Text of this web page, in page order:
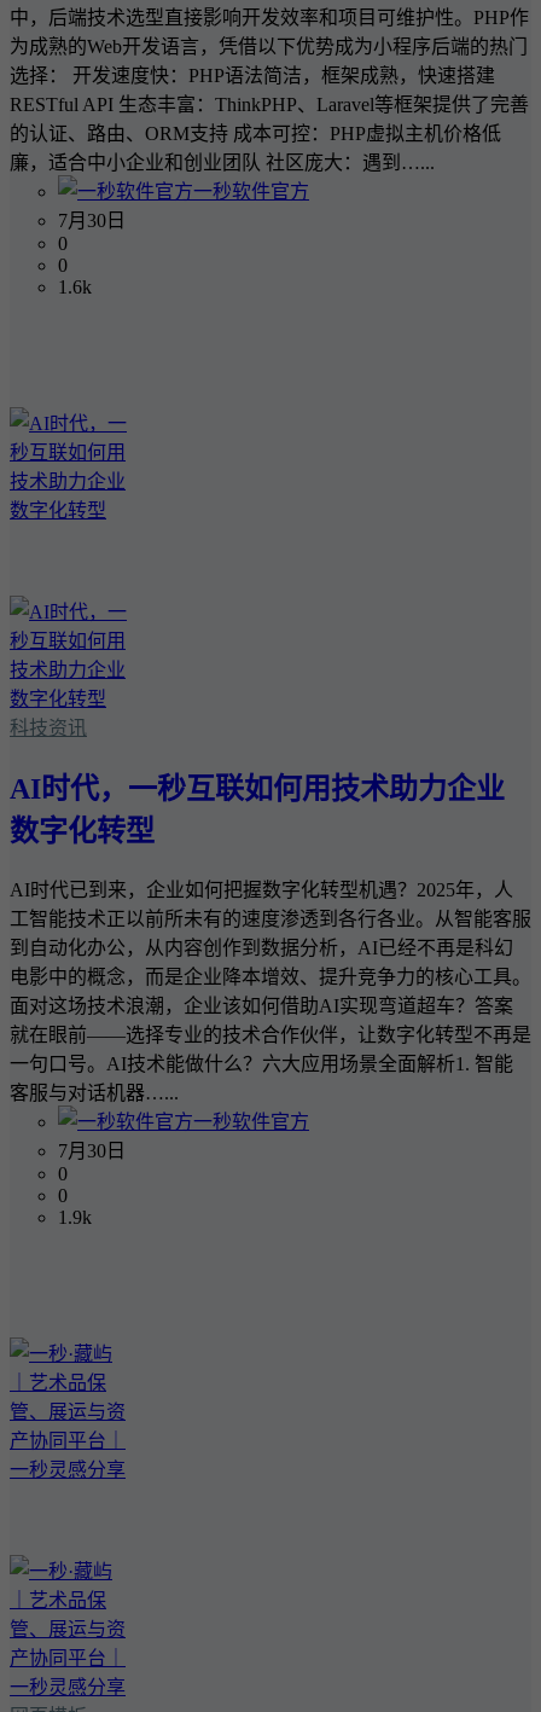
中，后端技术选型直接影响开发效率和项目可维护性。PHP作
为成熟的Web开发语言，凭借以下优势成为小程序后端的热门
选择： 开发速度快：PHP语法简洁，框架成熟，快速搭建
RESTful API 生态丰富：ThinkPHP、Laravel等框架提供了完善
的认证、路由、ORM支持 成本可控：PHP虚拟主机价格低
廉，适合中小企业和创业团队 社区庞大：遇到…...
一秒软件官方
7月30日
0
0
1.6k
科技资讯
AI时代，一秒互联如何用技术助力企业
数字化转型
AI时代已到来，企业如何把握数字化转型机遇？2025年，人
工智能技术正以前所未有的速度渗透到各行各业。从智能客服
到自动化办公，从内容创作到数据分析，AI已经不再是科幻
电影中的概念，而是企业降本增效、提升竞争力的核心工具。
面对这场技术浪潮，企业该如何借助AI实现弯道超车？答案
就在眼前——选择专业的技术合作伙伴，让数字化转型不再是
一句口号。AI技术能做什么？六大应用场景全面解析1. 智能
客服与对话机器…...
一秒软件官方
7月30日
0
0
1.9k